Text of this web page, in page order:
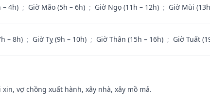
– 4h) ; Giờ Mão (5h – 6h) ; Giờ Ngọ (11h – 12h) ; Giờ Mùi
– 8h) ; Giờ Tỵ (9h – 10h) ; Giờ Thân (15h – 16h) ; Giờ Tuất
xin, vợ chồng xuất hành, xây nhà, xây mồ mả.